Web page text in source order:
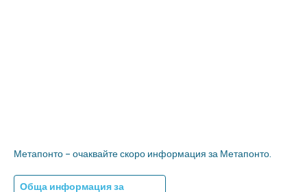
Метапонто – очаквайте скоро информация за Метапонто.
Обща информация за